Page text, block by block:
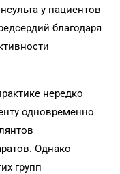
у пациентов
благодаря
нередко
одновременно
Однако
групп